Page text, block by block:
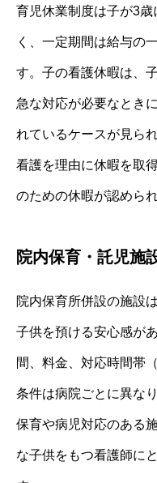
育児休業制度は子が3
く、一定期間は給与の
す。子の看護休暇は、
急な対応が必要なとき
れているケースが見ら
看護を理由に休暇を取
のための休暇が認めら
院内保育・託児施
院内保育所併設の施設
子供を預ける安心感が
間、料金、対応時間帯
条件は病院ごとに異な
保育や病児対応のある
な子供をもつ看護師に